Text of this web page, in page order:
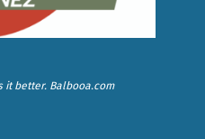
it better. Balbooa.com